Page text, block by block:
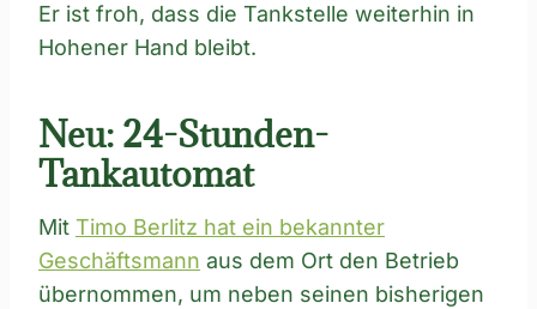
Er ist froh, dass die Tankstelle weiterhin in
Hohener Hand bleibt.
Neu: 24-Stunden-
Tankautomat
Mit Timo Berlitz hat ein bekannter
Geschäftsmann aus dem Ort den Betrieb
übernommen, um neben seinen bisherigen